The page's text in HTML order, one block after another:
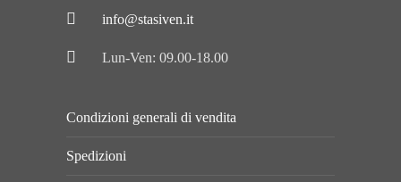
info@stasiven.it
Lun-Ven: 09.00-18.00
Condizioni generali di vendita
Spedizioni